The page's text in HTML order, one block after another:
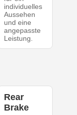
individuelles
Aussehen
und eine
angepasste
Leistung.
Rear
Brake